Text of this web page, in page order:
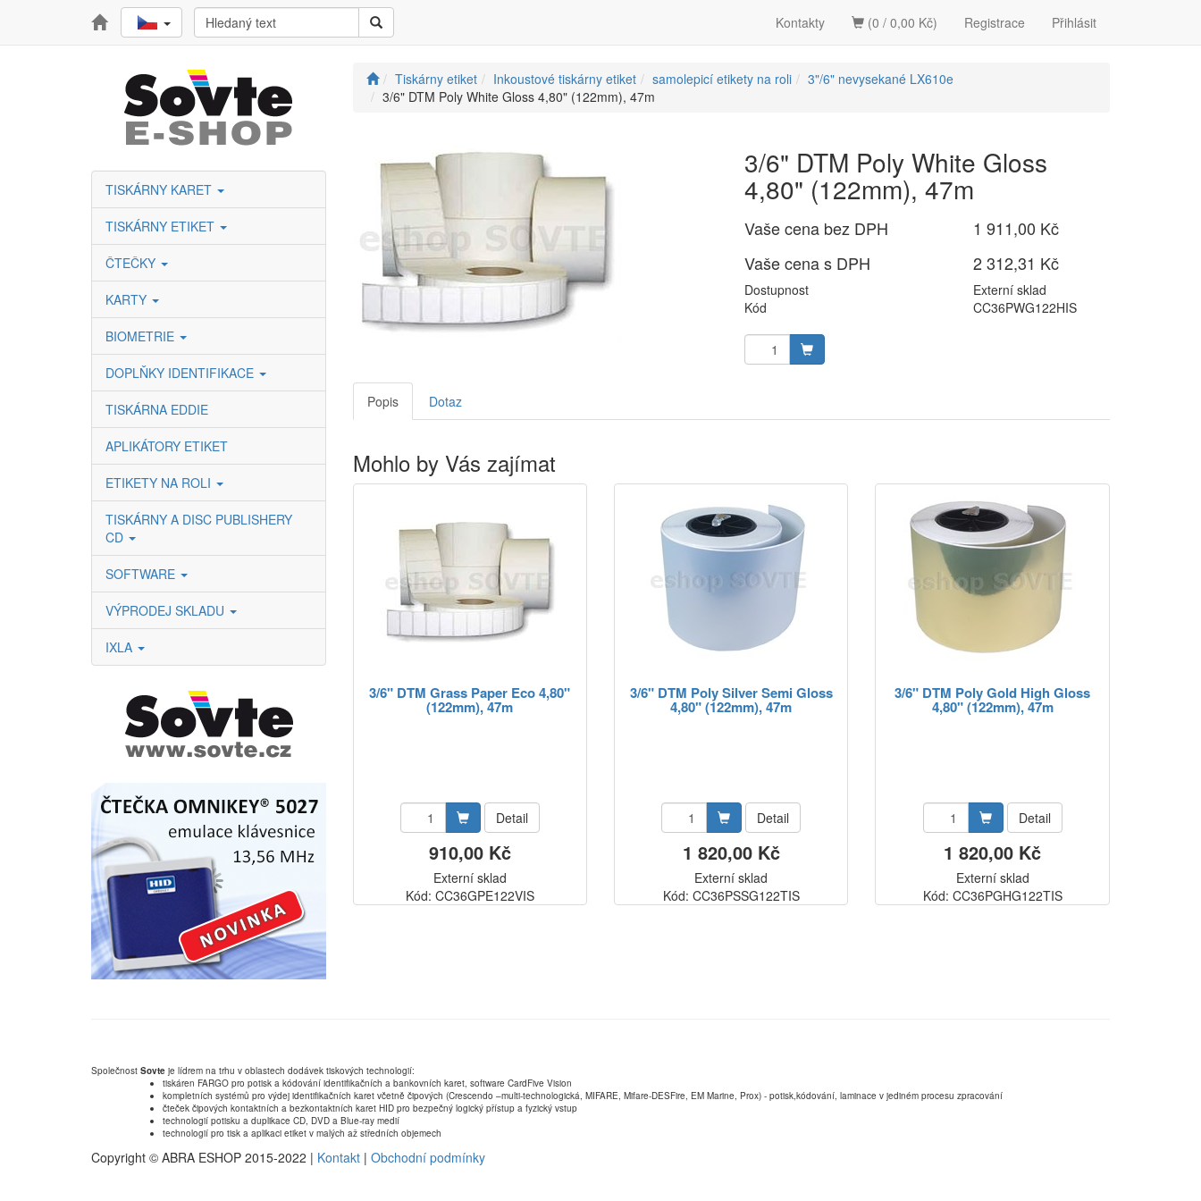
Registrace Přihlásit
Kontakty (0 / 0,00 Kč)
TISKÁRNY KARET
TISKÁRNY ETIKET
ČTEČKY
KARTY
BIOMETRIE
DOPLŇKY IDENTIFIKACE
TISKÁRNA EDDIE
APLIKÁTORY ETIKET
ETIKETY NA ROLI
TISKÁRNY A DISC PUBLISHERY
CD
SOFTWARE
VÝPRODEJ SKLADU
IXLA
Tiskárny etiket Inkoustové tiskárny etiket samolepicí etikety na roli
3"/6" nevysekané LX610e
3/6" DTM Poly White Gloss 4,80" (122mm), 47m
3/6" DTM Poly White Gloss
4,80" (122mm), 47m
Vaše cena bez DPH
1 911,00 Kč
Vaše cena s DPH
2 312,31 Kč
Dostupnost
Externí sklad
Kód
CC36PWG122HIS
Popis Dotaz
Mohlo by Vás zajímat
3/6" DTM Grass Paper Eco 4,80"
(122mm), 47m
Detail
910,00 Kč
Externí sklad
Kód: CC36GPE122VIS
3/6" DTM Poly Silver Semi Gloss
4,80" (122mm), 47m
Detail
1 820,00 Kč
Externí sklad
Kód: CC36PSSG122TIS
3/6" DTM Poly Gold High Gloss
4,80" (122mm), 47m
Detail
1 820,00 Kč
Externí sklad
Kód: CC36PGHG122TIS
Společnost Sovte je lídrem na trhu v oblastech dodávek tiskových technologií:
tiskáren FARGO pro potisk a kódování identifikačních a bankovních karet, software CardFive Vision
kompletních systémů pro výdej identifikačních karet včetně čipových (Crescendo –multi-technologická, MIFARE, Mifare-DESFire, EM Marine, Prox) - potisk,kódování, laminace v jediném procesu zpracování
čteček čipových kontaktních a bezkontaktních karet HID pro bezpečný logický přístup a fyzický vstup
technologií potisku a duplikace CD, DVD a Blue-ray medií
technologií pro tisk a aplikaci etiket v malých až středních objemech
Copyright © ABRA ESHOP 2015-2022 | Kontakt | Obchodní podmínky